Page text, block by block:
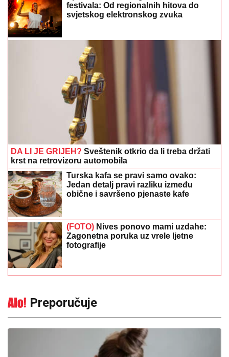
festivala: Od regionalnih hitova do
svjetskog elektronskog zvuka
DA LI JE GRIJEH? Sveštenik otkrio da li treba držati
krst na retrovizoru automobila
Turska kafa se pravi samo ovako:
Jedan detalj pravi razliku između
obične i savršeno pjenaste kafe
(FOTO) Nives ponovo mami uzdahe:
Zagonetna poruka uz vrele ljetne
fotografije
Preporučuje